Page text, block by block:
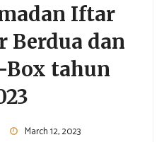
Iftar
Berdua dan
tahun
March 12, 2023